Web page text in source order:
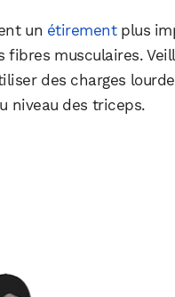
un étirementplus
fibres musculaires.
des charges
niveau des triceps.